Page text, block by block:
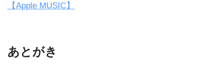
【Apple MUSIC】
あとがき